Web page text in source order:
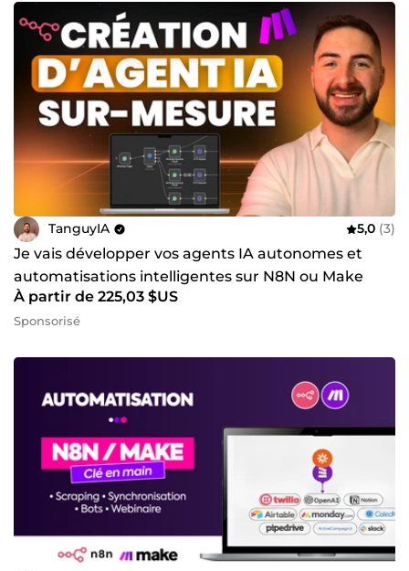
TanguyIA 5,0 (3)
Je vais développer vos agents IA autonomes et
automatisations intelligentes sur N8N ou Make
À partir de 225,03 $US
Sponsorisé